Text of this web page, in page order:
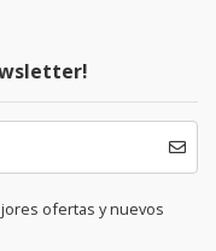
ofertas y nuevos